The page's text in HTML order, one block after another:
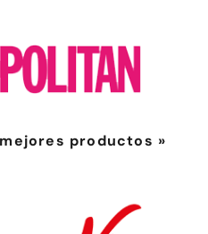
productos »